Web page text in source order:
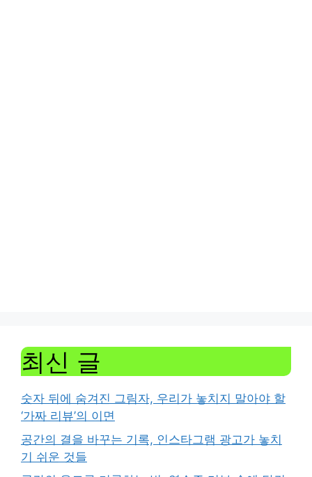
최신 글
숫자 뒤에 숨겨진 그림자, 우리가 놓치지 말아야 할
‘가짜 리뷰’의 이면
공간의 결을 바꾸는 기록, 인스타그램 광고가 놓치
기 쉬운 것들